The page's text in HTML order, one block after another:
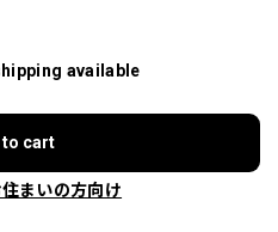
available
to cart
まいの方向け